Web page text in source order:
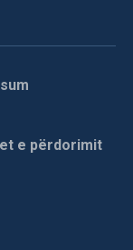
e përdorimit